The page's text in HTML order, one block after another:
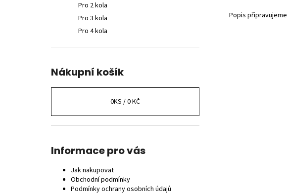
Pro 2 kola
Pro 3 kola
Pro 4 kola
Nákupní košík
0KS /0 KČ
Informace pro vás
Jak nakupovat
Obchodní podmínky
Podmínky ochrany osobních údajů
Popis připravujeme